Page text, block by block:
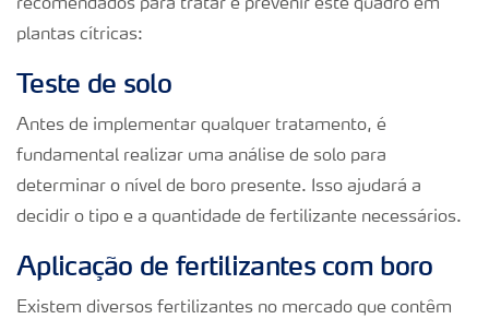
recomendados para tratar e prevenir este quadro em
plantas cítricas:
Teste de solo
Antes de implementar qualquer tratamento, é
fundamental realizar uma análise de solo para
determinar o nível de boro presente. Isso ajudará a
decidir o tipo e a quantidade de fertilizante necessários.
Aplicação de fertilizantes com boro
Existem diversos fertilizantes no mercado que contêm